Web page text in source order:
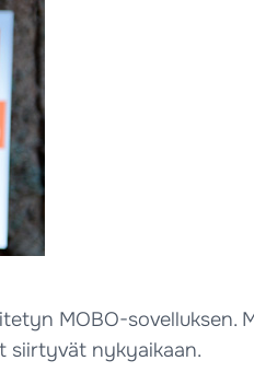
MOBO-
siirtyvät nykyaikaan.